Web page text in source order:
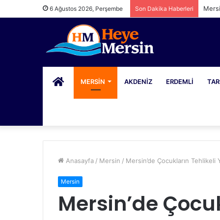
6 Ağustos 2026, Perşembe Son Dakika Haberleri
PORTALMERSIN AKDENIZ ERDEMLI
Anasayfa / Mersin / Mersin’de Çocukların Tehlikeli
Mersin
Mersin’de